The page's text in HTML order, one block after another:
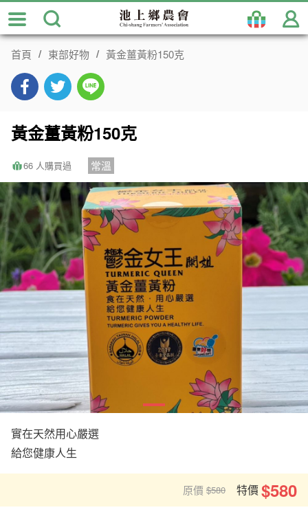
跳
到
主
首頁 東部好物 黃金薑黃粉150克
黃金薑黃粉150克
66 人購買過 常溫
實在天然用心嚴選
給您健康人生
原價 $580 特價$580